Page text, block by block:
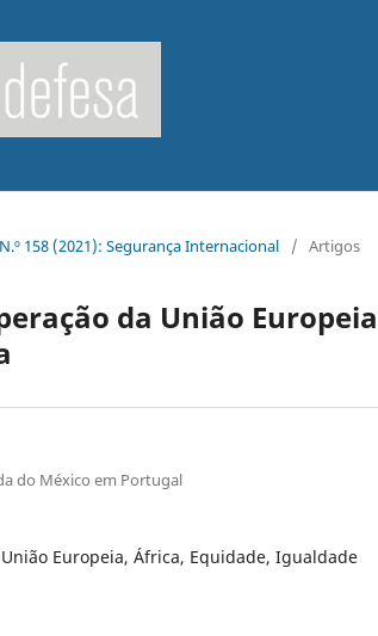
N.º 158 (2021): Segurança Internacional / Artigos
da União
do México em Portugal
Europeia, África, Equidade, Igualdade